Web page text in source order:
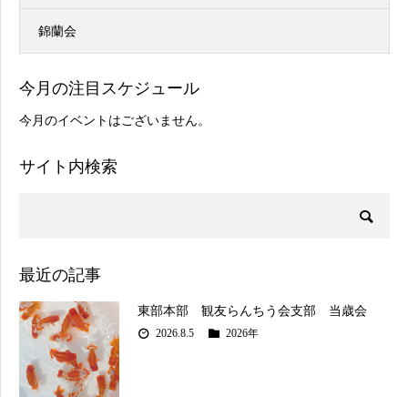
錦蘭会
今月の注目スケジュール
今月のイベントはございません。
サイト内検索
最近の記事
東部本部 観友らんちう会支部 当歳会
2026.8.5 2026年